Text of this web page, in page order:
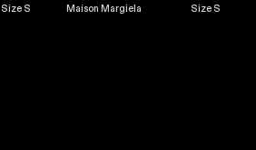
S Maison Margiela Size S